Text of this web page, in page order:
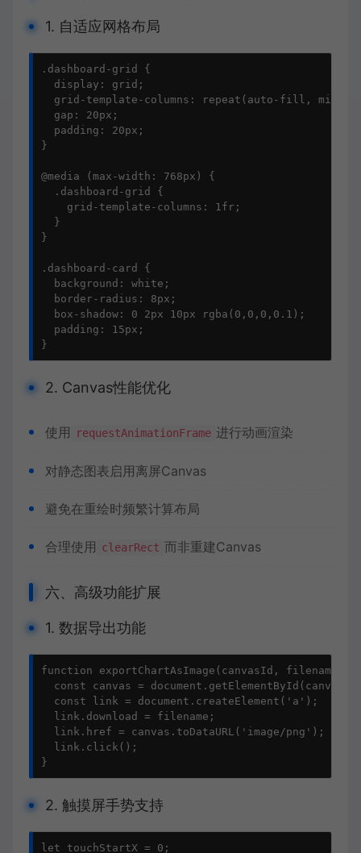
1. 自适应网格布局
.dashboard-grid {
  display: grid;
grid-template-columns: repeat(auto-fill,
  gap: 20px;
  padding: 20px;
}
@media (max-width: 768px) {
  .dashboard-grid {
    grid-template-columns: 1fr;
  }
}
.dashboard-card {
  background: white;
  border-radius: 8px;
  box-shadow: 0 2px 10px rgba(0,0,0,0.1);
  padding: 15px;
}
2. Canvas性能优化
使用 requestAnimationFrame 进行动画渲染
对静态图表启用离屏Canvas
避免在重绘时频繁计算布局
合理使用 clearRect 而非重建Canvas
六、高级功能扩展
1. 数据导出功能
function exportChartAsImage(canvasId, filename
const canvas =
  const link = document.createElement('a');
  link.download = filename;
  link.href = canvas.toDataURL('image/png');
  link.click();
}
2. 触摸屏手势支持
let touchStartX = 0;